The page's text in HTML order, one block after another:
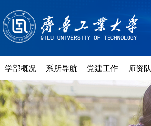
学部概况 系所导航 党建工作 师资